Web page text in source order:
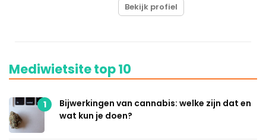
Bekijk profiel
Mediwietsite top 10
1
Bijwerkingen van cannabis: welke zijn dat en
wat kun je doen?